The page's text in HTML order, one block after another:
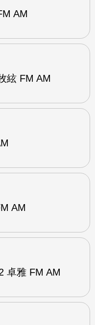
AM
絃 FM AM
AM
卓雅 FM AM